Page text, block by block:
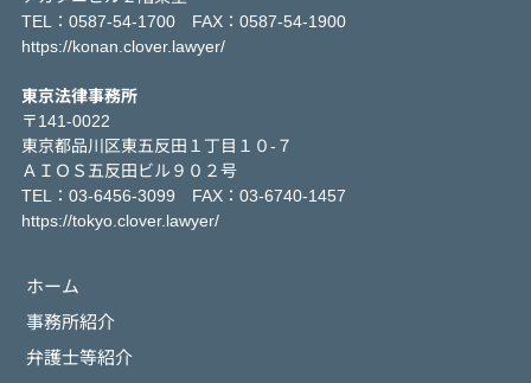
TEL：0587-54-1700 FAX：0587-54-1900
https://konan.clover.lawyer/
東京法律事務所
〒141-0022
東京都品川区東五反田１丁目１０-７
ＡＩＯＳ五反田ビル９０２号
TEL：03-6456-3099 FAX：03-6740-1457
https://tokyo.clover.lawyer/
ホーム
事務所紹介
弁護士等紹介